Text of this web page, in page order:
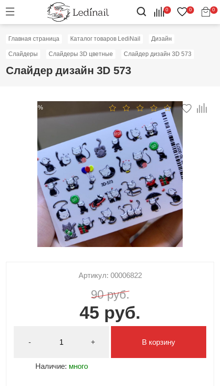
0 0 0
Главная страница Каталог товаров LediNail Дизайн
Слайдеры Слайдеры 3D цветные Слайдер дизайн 3D 573
Слайдер дизайн 3D 573
Скидка: 50%
Артикул: 00006822
90 руб.
45 руб.
- +
Наличие: много
В корзину